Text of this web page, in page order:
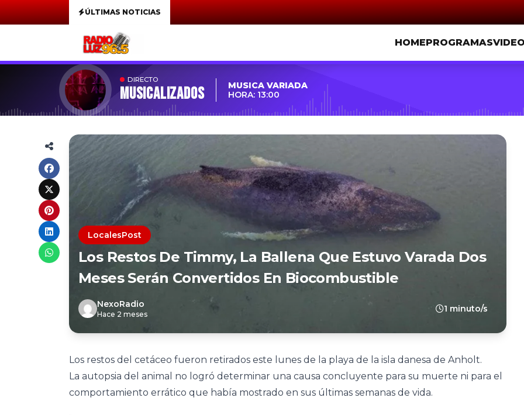
ÚLTIMAS NOTICIAS
HOMEPROGRAMAS
DIRECTO
MUSICALIZADOS
MUSICA VARIADA
HORA: 13:00
LocalesPost
Los Restos De Timmy, La Ballena Que Estuvo Varada Dos
Meses Serán Convertidos En Biocombustible
NexoRadio
Hace 2 meses
1 minuto/s
Los restos del cetáceo fueron retirados este lunes de la playa de la isla danesa de Anholt.
La autopsia del animal no logró determinar una causa concluyente para su muerte ni para el
comportamiento errático que había mostrado en sus últimas semanas de vida.